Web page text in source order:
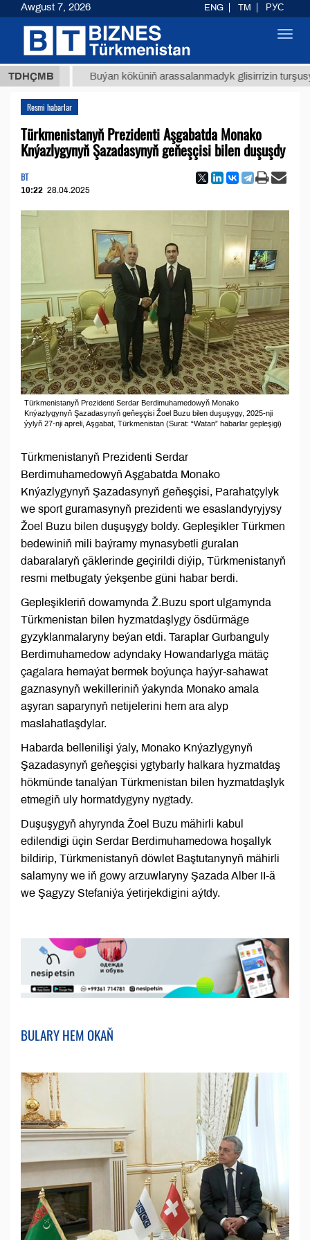
TDHÇMBBuýan köküniň arassalanmadyk glisirrizin turşusy (t.)
Resmi habarlar
Türkmenistanyň Prezidenti Aşgabatda Monako
Knýazlygynyň Şazadasynyň geňeşçisi bilen duşuşdy
BT
10:22 28.04.2025
Türkmenistanyň Prezidenti Serdar Berdimuhamedowyň Monako
Knýazlygynyň Şazadasynyň geňeşçisi Žoel Buzu bilen duşuşygy, 2025-nji
ýylyň 27-nji apreli, Aşgabat, Türkmenistan (Surat: “Watan” habarlar gepleşigi)
Türkmenistanyň Prezidenti Serdar
Berdimuhamedowyň Aşgabatda Monako
Knýazlygynyň Şazadasynyň geňeşçisi, Parahatçylyk
we sport guramasynyň prezidenti we esaslandyryjysy
Žoel Buzu bilen duşuşygy boldy. Gepleşikler Türkmen
bedewiniň mili baýramy mynasybetli guralan
dabaralaryň çäklerinde geçirildi diýip, Türkmenistanyň
resmi metbugaty ýekşenbe güni habar berdi.
Gepleşikleriň dowamynda Ž.Buzu sport ulgamynda
Türkmenistan bilen hyzmatdaşlygy ösdürmäge
gyzyklanmalaryny beýan etdi. Taraplar Gurbanguly
Berdimuhamedow adyndaky Howandarlyga mätäç
çagalara hemaýat bermek boýunça haýyr-sahawat
gaznasynyň wekilleriniň ýakynda Monako amala
aşyran saparynyň netijelerini hem ara alyp
maslahatlaşdylar.
Habarda bellenilişi ýaly, Monako Knýazlygynyň
Şazadasynyň geňeşçisi ygtybarly halkara hyzmatdaş
hökmünde tanalýan Türkmenistan bilen hyzmatdaşlyk
etmegiň uly hormatdygyny nygtady.
Duşuşygyň ahyrynda Žoel Buzu mähirli kabul
edilendigi üçin Serdar Berdimuhamedowa hoşallyk
bildirip, Türkmenistanyň döwlet Baştutanynyň mähirli
salamyny we iň gowy arzuwlaryny Şazada Alber II-ä
we Şagyzy Stefaniýa ýetirjekdigini aýtdy.
BULARY HEM OKAŇ
Awgust 7, 2026 ENG TM РУС